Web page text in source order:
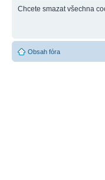
Chcete smazat všechna
Obsah fóra